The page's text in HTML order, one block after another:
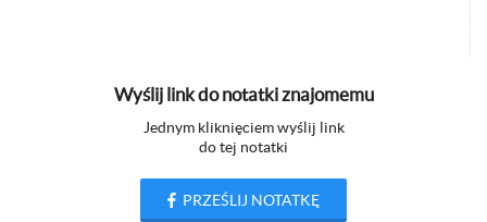
Wyślij link do notatki znajomemu
Jednym kliknięciem wyślij link
do tej notatki
PRZEŚLIJ NOTATKĘ